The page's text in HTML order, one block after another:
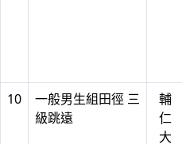
10
一般男生組田徑 三
級跳遠
輔
仁
大